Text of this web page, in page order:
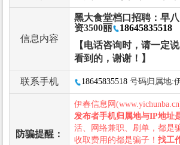
信息内容
黑大食堂档口招聘：早
资3500丽
18645835518
【电话咨询时，请一定
看到的，谢谢！】
联系手机 18645835518 号码归属地:
防骗提醒：
伊春信息网
发布者手机归属地与IP地址
活、网络兼职、刷单，都是
收取费用的都是骗子！ 找工